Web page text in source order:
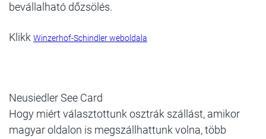
bevállalható dőzsölés.
Klikk Winzerhof-Schindler weboldala
Neusiedler See Card
Hogy miért választottunk osztrák szállást, amikor
magyar oldalon is megszállhattunk volna, több